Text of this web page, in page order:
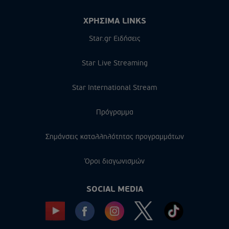
ΧΡΗΣΙΜΑ LINKS
Star.gr Ειδήσεις
Star Live Streaming
Star International Stream
Πρόγραμμα
Σημάνσεις καταλληλότητας προγραμμάτων
Όροι διαγωνισμών
SOCIAL MEDIA